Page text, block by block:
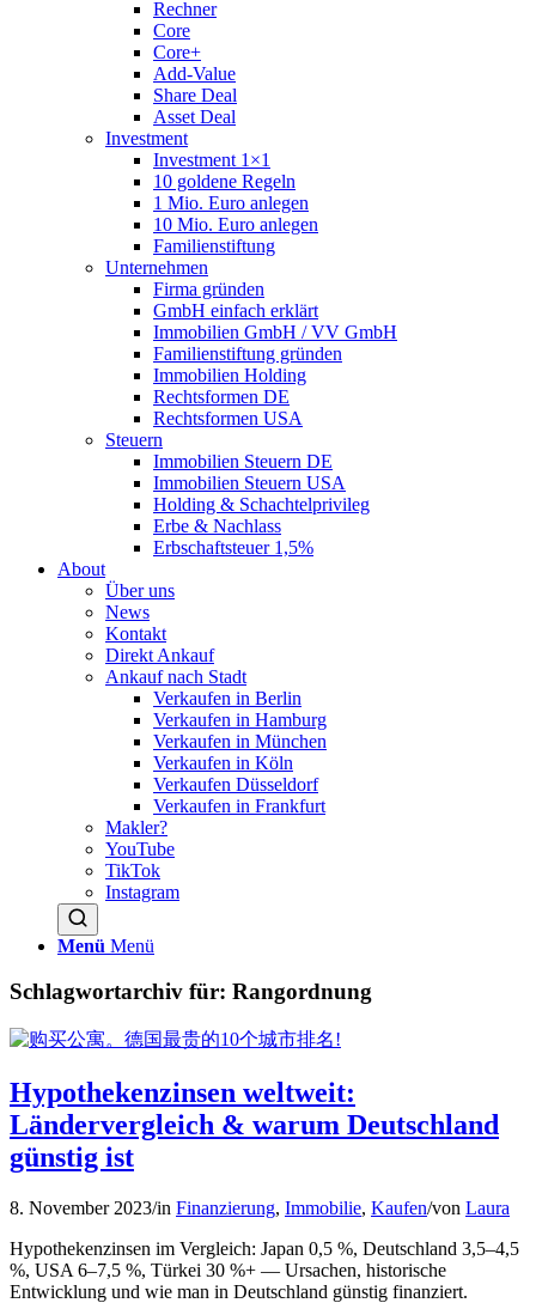
Rechner
Core
Core+
Add-Value
Share Deal
Asset Deal
Investment
Investment 1×1
10 goldene Regeln
1 Mio. Euro anlegen
10 Mio. Euro anlegen
Familienstiftung
Unternehmen
Firma gründen
GmbH einfach erklärt
Immobilien GmbH / VV GmbH
Familienstiftung gründen
Immobilien Holding
Rechtsformen DE
Rechtsformen USA
Steuern
Immobilien Steuern DE
Immobilien Steuern USA
Holding & Schachtelprivileg
Erbe & Nachlass
Erbschaftsteuer 1,5%
About
Über uns
News
Kontakt
Direkt Ankauf
Ankauf nach Stadt
Verkaufen in Berlin
Verkaufen in Hamburg
Verkaufen in München
Verkaufen in Köln
Verkaufen Düsseldorf
Verkaufen in Frankfurt
Makler?
YouTube
TikTok
Instagram
Menü Menü
Schlagwortarchiv für: Rangordnung
Hypothekenzinsen weltweit:
Ländervergleich & warum Deutschland
günstig ist
8. November 2023/in Finanzierung, Immobilie, Kaufen/von Laura
Hypothekenzinsen im Vergleich: Japan 0,5 %, Deutschland 3,5–4,5
%, USA 6–7,5 %, Türkei 30 %+ — Ursachen, historische
Entwicklung und wie man in Deutschland günstig finanziert.